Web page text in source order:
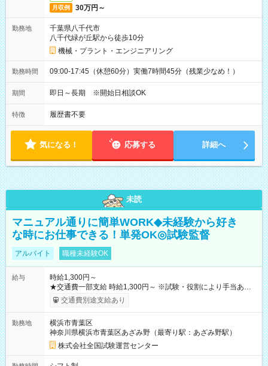
月収例 30万円～
勤務地
千葉県八千代市
八千代緑が丘駅から徒歩10分
機械・プラント・エンジニアリング
勤務時間 09:00-17:45（休憩60分）実働7時間45分（残業少なめ！）
期間 即日～長期 ※開始日相談OK
特徴 履歴書不要
気になる！ 応募する 詳細へ
未読
マニュアル通りに簡単WORK◆未経験から好き
な時にお仕事できる！単発OK◎試験監督
アルバイト 職種未経験OK
給与
時給1,300円～
★交通費一部支給 時給1,300円～ ※試験・役割により手当あり
※勤務回数により昇給あり 【即給（前払い）オプションあ
り！】 希望される場合、勤務から1週間ほどで給与の一部を受け
例】 ・河合塾模擬試験 8:30～17:30（休憩1時間） 時給1,300円
×8時間＝日収10,400円＋交通費 ※当日の役割により時給＋100
円の場合あり ・国家試験 7:00～13:30（休憩なし） 時給1,300
円（役割手当＋100円）×6時間＝日収8,400円＋交通費 【試用期
間】試用期間なし
交通費別途支給あり
勤務地
横浜市青葉区
神奈川県横浜市青葉区あざみ野（最寄り駅：あざみ野駅）
株式会社全国試験運営センター